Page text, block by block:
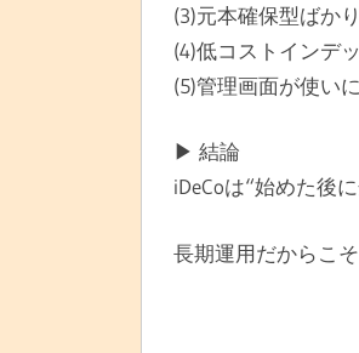
(3)元本確保型ばかり
(4)低コストインデ
(5)管理画面が使い
▶ 結論
iDeCoは“始めた後
長期運用だからこ